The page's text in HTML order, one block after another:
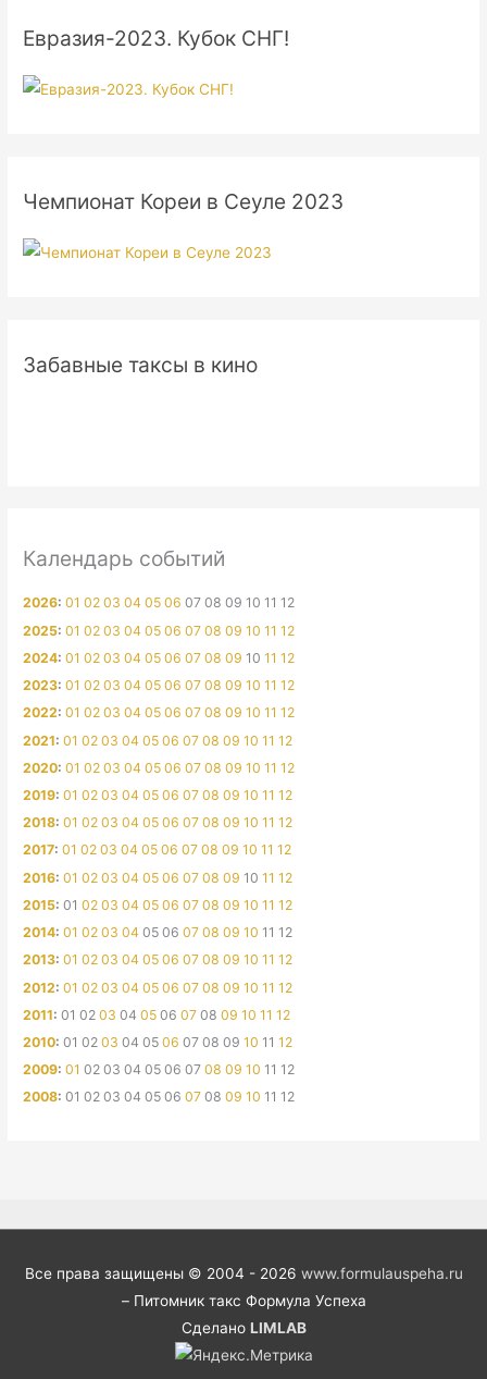
Евразия-2023. Кубок СНГ!
Чемпионат Кореи в Сеуле 2023
Забавные таксы в кино
Календарь событий
2026:01 02 03 04 05 06 07 08 09 10 11 12
2025:01 02 03 04 05 06 07 08 09 10 11 12
2024:01 02 03 04 05 06 07 08 09 10 11 12
2023:01 02 03 04 05 06 07 08 09 10 11 12
2022:01 02 03 04 05 06 07 08 09 10 11 12
2021:01 02 03 04 05 06 07 08 09 10 11 12
2020:01 02 03 04 05 06 07 08 09 10 11 12
2019:01 02 03 04 05 06 07 08 09 10 11 12
2018:01 02 03 04 05 06 07 08 09 10 11 12
2017:01 02 03 04 05 06 07 08 09 10 11 12
2016:01 02 03 04 05 06 07 08 09 10 11 12
2015:01 02 03 04 05 06 07 08 09 10 11 12
2014:01 02 03 04 05 06 07 08 09 10 11 12
2013:01 02 03 04 05 06 07 08 09 10 11 12
2012:01 02 03 04 05 06 07 08 09 10 11 12
2011:01 02 03 04 05 06 07 08 09 10 11 12
2010:01 02 03 04 05 06 07 08 09 10 11 12
2009:01 02 03 04 05 06 07 08 09 10 11 12
2008:01 02 03 04 05 06 07 08 09 10 11 12
Все права защищены © 2004 - 2026 www.formulauspeha.ru
– Питомник такс Формула Успеха
Сделано LIMLAB